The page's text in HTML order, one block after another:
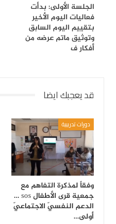
الجلسة الأولى: بدأت
فعاليات اليوم الأخير
بتقييم اليوم السابق
وتوثيق ماتم عرضه من
أفكار ف
قد يعجبك ايضا
دورات تدريبية
وفقاً لمذكرة التفاهم مع
جمعية قرى الأطفال sos …
الدعم النفسيّ الاجتماعيّ
أولى…